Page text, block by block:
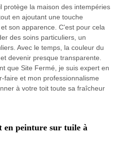
protège la maison des intempéries
en ajoutant une touche
son apparence. C'est pour cela
des soins particuliers, un
Avec le temps, la couleur du
devenir presque transparente.
que Site Fermé, je suis expert en
faire et mon professionnalisme
à votre toit toute sa fraîcheur
en peinture sur tuile à